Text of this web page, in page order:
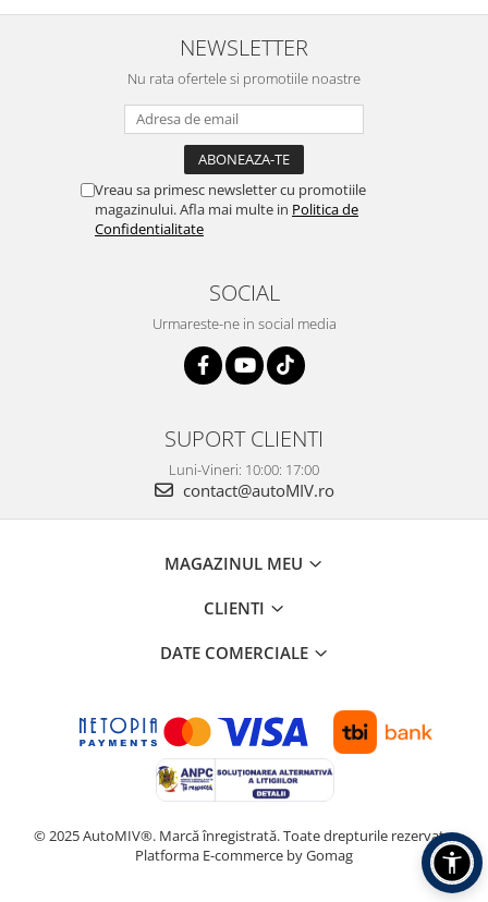
NEWSLETTER
Nu rata ofertele si promotiile noastre
Vreau sa primesc newsletter cu promotiile
magazinului. Afla mai multe in Politica de
Confidentialitate
SOCIAL
Urmareste-ne in social media
SUPORT CLIENTI
Luni-Vineri: 10:00: 17:00
contact@autoMIV.ro
MAGAZINUL MEU
CLIENTI
DATE COMERCIALE
© 2025 AutoMIV®. Marcă înregistrată. Toate drepturile rezervate.
Platforma E-commerce by Gomag